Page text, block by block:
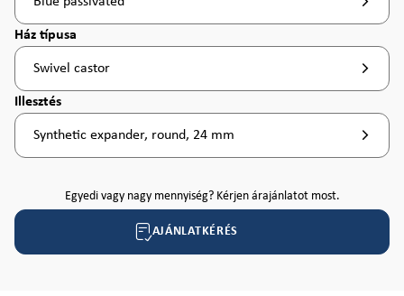
Válasszon
Ház típusa
Swivel castor
Válasszon
Illesztés
Synthetic expander, round, 24 mm
Egyedi vagy nagy mennyiség? Kérjen árajánlatot most.
AJÁNLATKÉRÉS